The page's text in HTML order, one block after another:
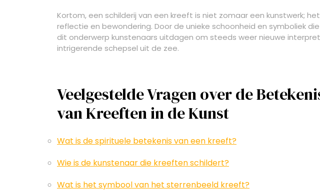
Kortom, een schilderij van een kreeft is niet zomaar een kunstwerk;
reflectie en bewondering. Door de unieke schoonheid en symboliek
dit onderwerp kunstenaars uitdagen om steeds weer nieuwe
intrigerende schepsel uit de zee.
Veelgestelde Vragen over de
van Kreeften in de Kunst
Wat is de spirituele betekenis van een kreeft?
Wie is de kunstenaar die kreeften schildert?
Wat is het symbool van het sterrenbeeld kreeft?